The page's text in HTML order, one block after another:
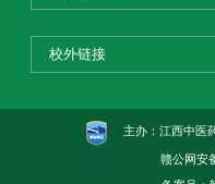
校外链接
主办：江西中医
赣公网安